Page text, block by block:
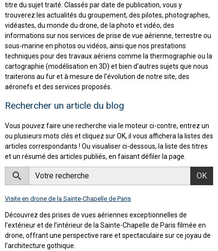
titre du sujet traité. Classés par date de publication, vous y
trouverez les actualités du groupement, des pilotes, photographes,
vidéastes, du monde du drone, de la photo et vidéo, des
informations sur nos services de prise de vue aérienne, terrestre ou
sous-marine en photos ou vidéos, ainsi que nos prestations
techniques pour des travaux aériens comme la thermographie ou la
cartographie (modélisation en 3D) et bien d’autres sujets que nous
traiterons au fur et à mesure de l’évolution de notre site, des
aéronefs et des services proposés.
Rechercher un article du blog
Vous pouvez faire une recherche via le moteur ci-contre, entrez un
ou plusieurs mots clés et cliquez sur OK, il vous affichera la listes des
articles correspondants ! Ou visualiser ci-dessous, la liste des titres
et un résumé des articles publiés, en faisant défiler la page.
OK
Visite en drone de la Sainte-Chapelle de Paris
Découvrez des prises de vues aériennes exceptionnelles de
l’extérieur et de l’intérieur de la Sainte-Chapelle de Paris filmée en
drone, offrant une perspective rare et spectaculaire sur ce joyau de
l’architecture gothique.